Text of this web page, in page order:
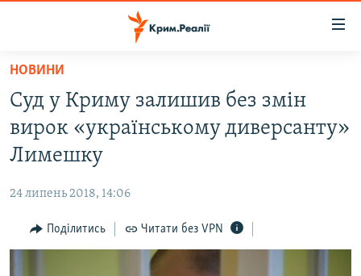
Перейти
основного
матеріалу
Перейти
до
основної
Перейти
до
ВОДА.КРИМ
ВІДЕО ТА ФОТО
БЛОГИ
ПОГЛЯД
НОВИНИ
Суд у Криму залишив без змін
вирок «українському диверсанту»
Лимешку
24 липень 2018, 14:06
Поділитись Читати без VPN